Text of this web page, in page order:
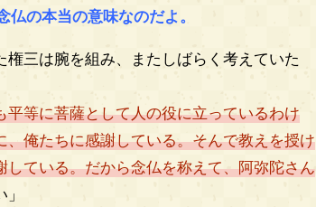
仏の本当の意味なのだよ。
三は腕を組み、またしばらく考えていた
平等に菩薩として人の役に立っているわけ
俺たちに感謝している。そんで教えを授け
ている。だから念仏を称えて、阿弥陀さん